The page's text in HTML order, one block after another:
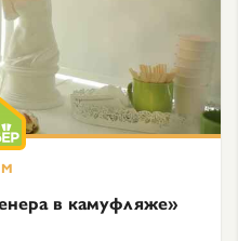
в камуфляже»